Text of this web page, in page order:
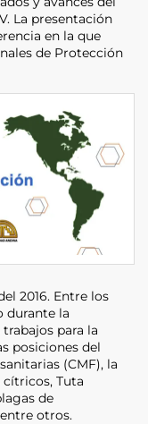
La presentación
en la que
de Protección
2016. Entre los
durante la
para la
posiciones del
(CMF), la
Tuta
de
otros.